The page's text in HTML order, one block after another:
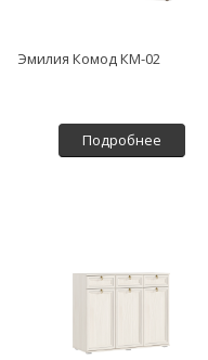
Эмилия Комод КМ-02
Подробнее